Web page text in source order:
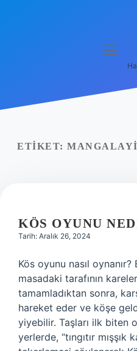
Yasal Uyarı
menüyü
ETIKET:
KÖS OYUNU
Tarih: Aralık 26, 2024
Kös oyunu nasıl
masadaki tarafının
tamamladıktan sonra,
hareket eder ve köşe
yiyebilir. Taşları ilk biten
yerlerde, “tıngıtır mışşık